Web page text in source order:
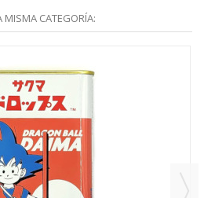
MISMA CATEGORÍA: